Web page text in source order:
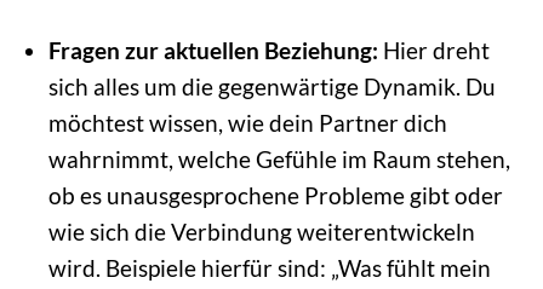
Fragen zur aktuellen Beziehung: Hier dreht
sich alles um die gegenwärtige Dynamik. Du
möchtest wissen, wie dein Partner dich
wahrnimmt, welche Gefühle im Raum stehen,
ob es unausgesprochene Probleme gibt oder
wie sich die Verbindung weiterentwickeln
wird. Beispiele hierfür sind: „Was fühlt mein